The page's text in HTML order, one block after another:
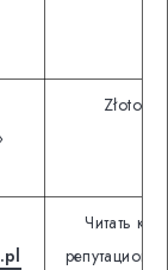
Złoto
Читать как